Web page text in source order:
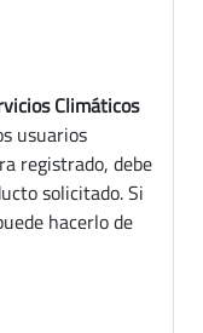
Climáticos
usuarios
registrado, debe
solicitado. Si
hacerlo de